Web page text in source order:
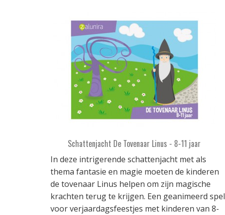
Schattenjacht De Tovenaar Linus - 8-11 jaar
In deze intrigerende schattenjacht met als
thema fantasie en magie moeten de kinderen
de tovenaar Linus helpen om zijn magische
krachten terug te krijgen. Een geanimeerd spel
voor verjaardagsfeestjes met kinderen van 8-